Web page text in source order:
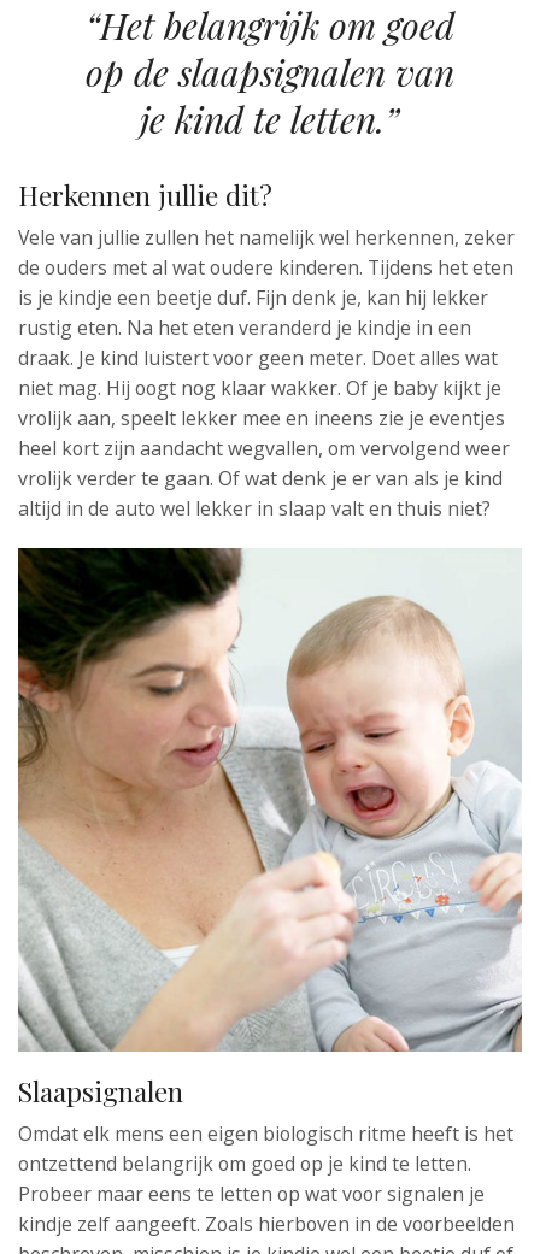
“Het belangrijk om goed
op de slaapsignalen van
je kind te letten.”
Herkennen jullie dit?
Vele van jullie zullen het namelijk wel herkennen, zeker
de ouders met al wat oudere kinderen. Tijdens het eten
is je kindje een beetje duf. Fijn denk je, kan hij lekker
rustig eten. Na het eten veranderd je kindje in een
draak. Je kind luistert voor geen meter. Doet alles wat
niet mag. Hij oogt nog klaar wakker. Of je baby kijkt je
vrolijk aan, speelt lekker mee en ineens zie je eventjes
heel kort zijn aandacht wegvallen, om vervolgend weer
vrolijk verder te gaan. Of wat denk je er van als je kind
altijd in de auto wel lekker in slaap valt en thuis niet?
Slaapsignalen
Omdat elk mens een eigen biologisch ritme heeft is het
ontzettend belangrijk om goed op je kind te letten.
Probeer maar eens te letten op wat voor signalen je
kindje zelf aangeeft. Zoals hierboven in de voorbeelden